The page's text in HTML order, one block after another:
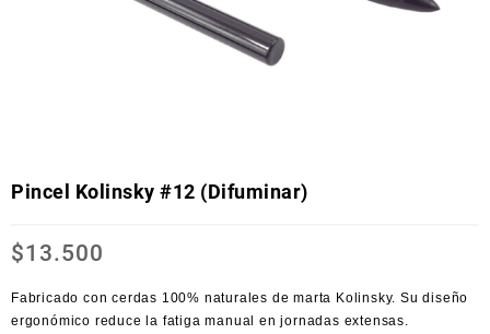
Pincel Kolinsky #12 (Difuminar)
$13.500
Fabricado con cerdas 100% naturales de marta Kolinsky. Su diseño
ergonómico reduce la fatiga manual en jornadas extensas.